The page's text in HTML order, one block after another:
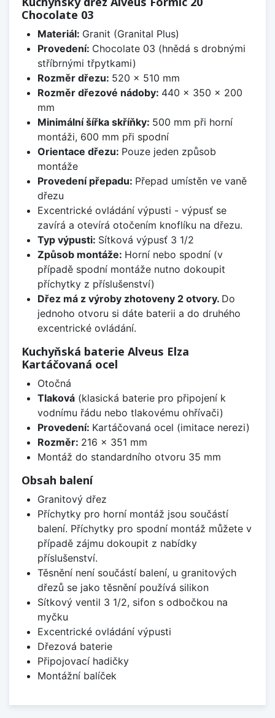
Chocolate 03
Materiál: Granit (Granital Plus)
Provedení: Chocolate 03 (hnědá s drobnými
stříbrnými třpytkami)
Rozměr dřezu: 520 x 510 mm
Rozměr dřezové nádoby: 440 x 350 x 200
mm
Minimální šířka skříňky: 500 mm při horní
montáži, 600 mm při spodní
Orientace dřezu: Pouze jeden způsob
montáže
Provedení přepadu: Přepad umístěn ve vaně
dřezu
Excentrické ovládání výpusti - výpusť se
zavírá a otevírá otočením knoflíku na dřezu.
Typ výpusti: Sítková výpusť 3 1/2
Způsob montáže: Horní nebo spodní (v
případě spodní montáže nutno dokoupit
příchytky z příslušenství)
Dřez má z výroby zhotoveny 2 otvory. Do
jednoho otvoru si dáte baterii a do druhého
excentrické ovládání.
Kuchyňská baterie Alveus Elza
Kartáčovaná ocel
Otočná
Tlaková(klasická baterie pro připojení k
vodnímu řádu nebo tlakovému ohřívači)
Provedení: Kartáčovaná ocel (imitace nerezi)
Rozměr: 216 x 351 mm
Montáž do standardního otvoru 35 mm
Obsah balení
Granitový dřez
Příchytky pro horní montáž jsou součástí
balení. Příchytky pro spodní montáž můžete v
případě zájmu dokoupit z nabídky
příslušenství.
Těsnění není součástí balení, u granitových
dřezů se jako těsnění používá silikon
Sítkový ventil 3 1/2, sifon s odbočkou na
myčku
Excentrické ovládání výpusti
Dřezová baterie
Připojovací hadičky
Montážní balíček